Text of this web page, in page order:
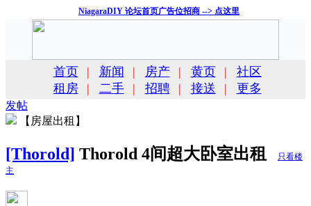
NiagaraDIY 论坛首页广告位招商 --> 点这里
首页 | 新闻 | 房产 | 黄页 |
社区
租房
| 二手 | 招聘 | 接送 | 更多
发帖
【房屋出租】
[Thorold] Thorold 4间超大卧室出租
只看楼
主